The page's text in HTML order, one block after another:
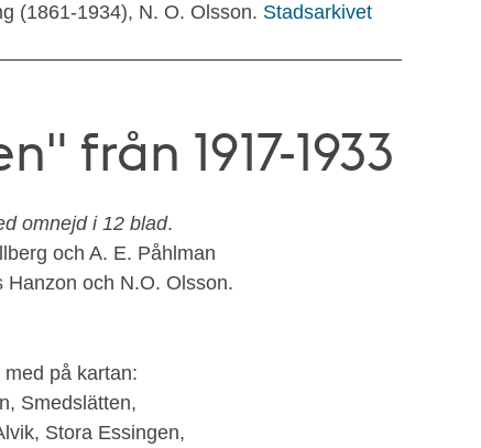
(1861-1934), N. O. Olsson. Stadsarkivet
från 1917-1933
omnejd i 12 blad.
och A. E. Påhlman
och N.O. Olsson.
på kartan:
Smedslätten,
Stora Essingen,